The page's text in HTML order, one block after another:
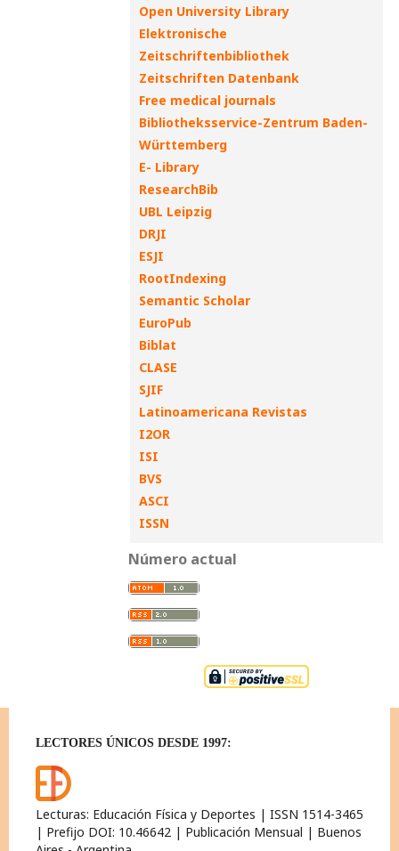
Open University Library
Elektronische
Zeitschriftenbibliothek
Zeitschriften Datenbank
Free medical journals
Bibliotheksservice-Zentrum Baden-
Württemberg
E- Library
ResearchBib
UBL Leipzig
DRJI
ESJI
RootIndexing
Semantic Scholar
EuroPub
Biblat
CLASE
SJIF
Latinoamericana Revistas
I2OR
ISI
BVS
ASCI
ISSN
Número actual
LECTORES ÚNICOS DESDE 1997:
Lecturas: Educación Física y Deportes | ISSN 1514-3465
| Prefijo DOI: 10.46642 | Publicación Mensual | Buenos